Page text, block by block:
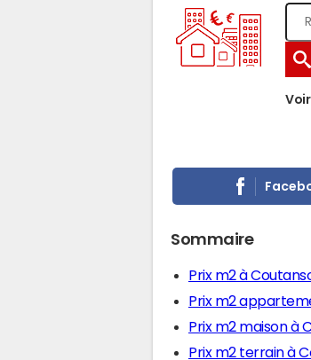
Voir
Sommaire
Prix m2 à
Prix m2
Prix m2 maison à
Prix m2 terrain à